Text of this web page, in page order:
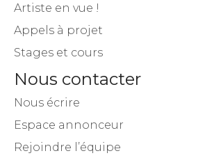
Artiste en vue !
Appels à projet
Stages et cours
Nous contacter
Nous écrire
Espace annonceur
Rejoindre l’équipe